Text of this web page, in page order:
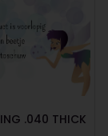
.040 THICK